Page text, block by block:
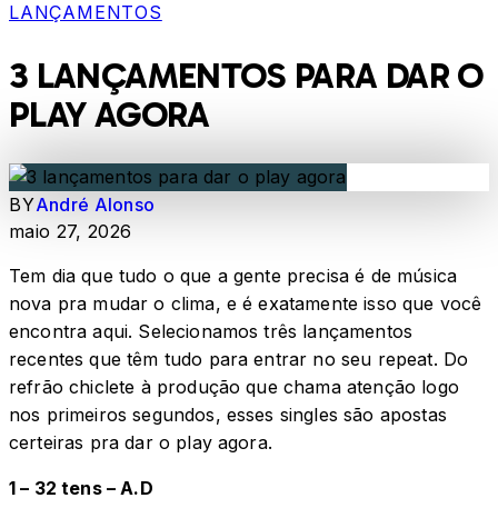
LANÇAMENTOS
3 LANÇAMENTOS PARA DAR O
PLAY AGORA
BYAndré Alonso
maio 27, 2026
Tem dia que tudo o que a gente precisa é de música
nova pra mudar o clima, e é exatamente isso que você
encontra aqui. Selecionamos três lançamentos
recentes que têm tudo para entrar no seu repeat. Do
refrão chiclete à produção que chama atenção logo
nos primeiros segundos, esses singles são apostas
certeiras pra dar o play agora.
1 – 32 tens – A.D